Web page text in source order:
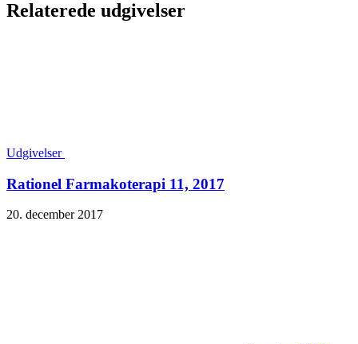
Relaterede udgivelser
Udgivelser
Rationel Farmakoterapi 11, 2017
20. december 2017